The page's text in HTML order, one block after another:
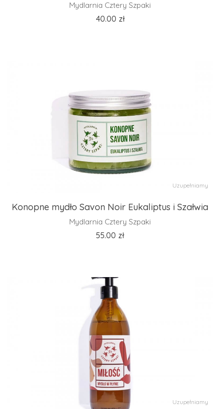
Mydlarnia Cztery Szpaki
40.00 zł
Uzupełniamy
Konopne mydło Savon Noir Eukaliptus i Szałwia
Mydlarnia Cztery Szpaki
55.00 zł
Uzupełniamy